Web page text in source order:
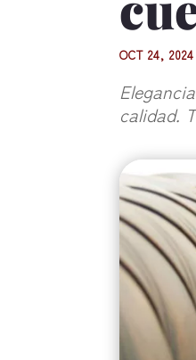
OCT 24, 2024
calidad.